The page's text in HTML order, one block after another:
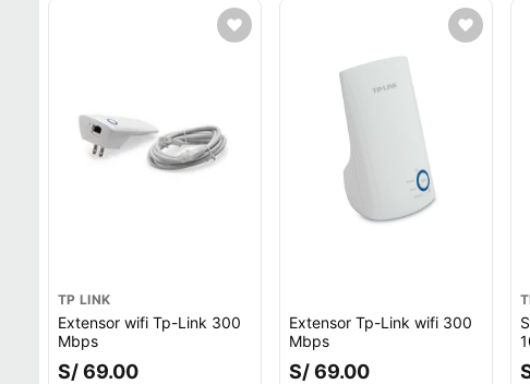
TP LINK
Extensor wifi Tp-Link 300
Mbps
S/ 69.00
Extensor Tp-Link wifi 300
Mbps
S/ 69.00